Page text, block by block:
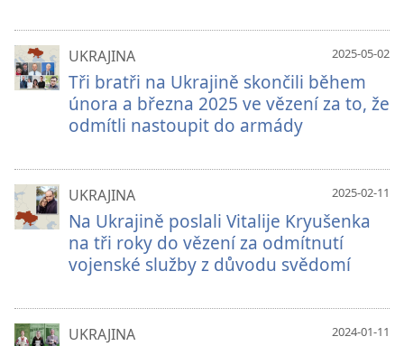
2025-05-02
UKRAJINA
Tři bratři na Ukrajině skončili během
února a března 2025 ve vězení za to, že
odmítli nastoupit do armády
2025-02-11
UKRAJINA
Na Ukrajině poslali Vitalije Kryušenka
na tři roky do vězení za odmítnutí
vojenské služby z důvodu svědomí
2024-01-11
UKRAJINA